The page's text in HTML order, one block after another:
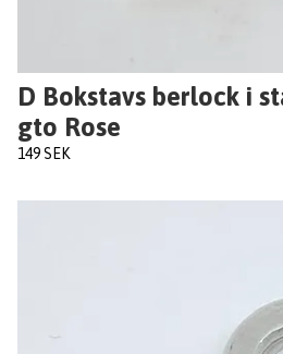
D Bokstavs berlock i
gto Rose
149 SEK